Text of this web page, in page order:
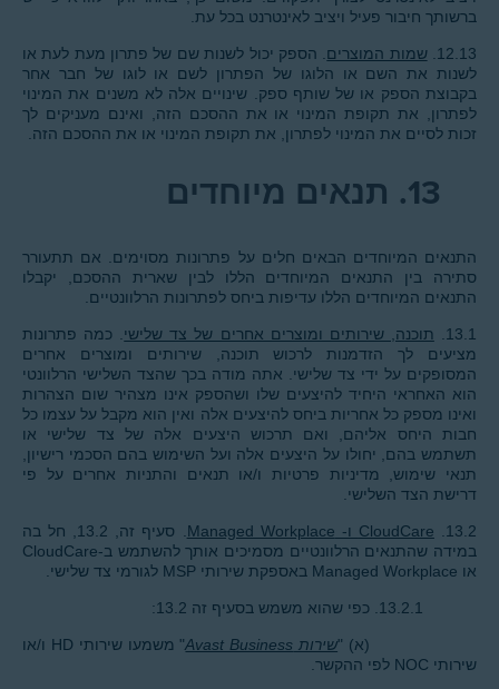
ברשותך חיבור פעיל ויציב לאינטרנט בכל עת.
12.13. שמות המוצרים . הספק יכול לשנות שם של פתרון מעת לעת או
לשנות את השם או הלוגו של הפתרון לשם או לוגו של חבר אחר
בקבוצת הספק או של שותף ספק. שינויים אלה לא משנים את המינוי
לפתרון, את תקופת המינוי או את ההסכם הזה, ואינם מעניקים לך
זכות לסיים את המינוי לפתרון, את תקופת המינוי או את ההסכם הזה.
13. תנאים מיוחדים
התנאים המיוחדים הבאים חלים על פתרונות מסוימים. אם תתעורר
סתירה בין התנאים המיוחדים הללו לבין שארית ההסכם, יקבלו
התנאים המיוחדים הללו עדיפות ביחס לפתרונות הרלוונטיים.
13.1. תוכנה, שירותים ומוצרים אחרים של צד שלישי . כמה פתרונות
מציעים לך הזדמנות לרכוש תוכנה, שירותים ומוצרים אחרים
המסופקים על ידי צד שלישי. אתה מודה בכך שהצד השלישי הרלוונטי
הוא האחראי היחיד להיצעים שלו ושהספק אינו מצהיר שום הצהרות
ואינו מספק כל אחריות ביחס להיצעים אלה ואין הוא מקבל על עצמו כל
חבות היחס אליהם, ואם תרכוש היצעים אלה של צד שלישי או
תשתמש בהם, יחולו על היצעים אלה ועל השימוש בהם הסכמי רישיון,
תנאי שימוש, מדיניות פרטיות ו/או תנאים והתניות אחרים על פי
דרישת הצד השלישי.
13.2. CloudCare ו- Managed Workplace
. סעיף זה, 13.2, חל בה
במידה שהתנאים הרלוונטיים מסמיכים אותך להשתמש ב-CloudCare
או Managed Workplace באספקת שירותי MSP לגורמי צד שלישי.
13.2.1. כפי שהוא משמש בסעיף זה 13.2:
(א) "שירות Avast Business‏
" משמעו שירותי HD ו/או
שירותי NOC לפי ההקשר.